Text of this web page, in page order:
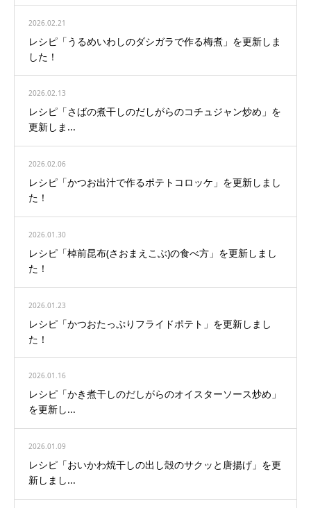
2026.02.21
レシピ「うるめいわしのダシガラで作る梅煮」を更新しま
した！
2026.02.13
レシピ「さばの煮干しのだしがらのコチュジャン炒め」を
更新しま...
2026.02.06
レシピ「かつお出汁で作るポテトコロッケ」を更新しまし
た！
2026.01.30
レシピ「棹前昆布(さおまえこぶ)の食べ方」を更新しまし
た！
2026.01.23
レシピ「かつおたっぷりフライドポテト」を更新しまし
た！
2026.01.16
レシピ「かき煮干しのだしがらのオイスターソース炒め」
を更新し...
2026.01.09
レシピ「おいかわ焼干しの出し殻のサクッと唐揚げ」を更
新しまし...